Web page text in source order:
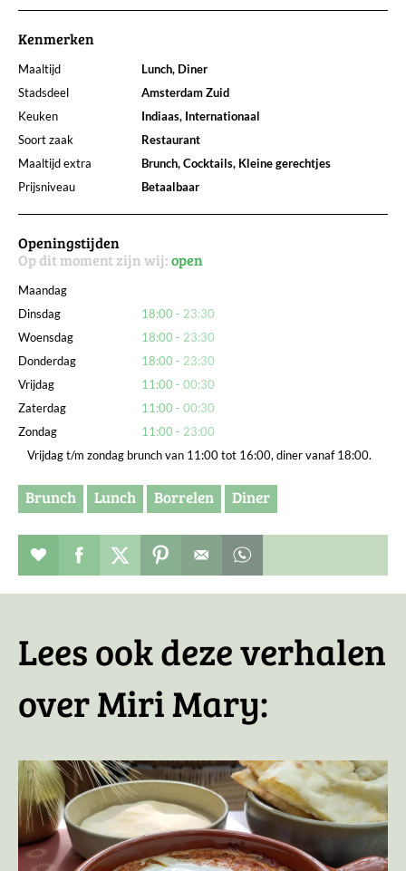
Kenmerken
Maaltijd
Lunch, Diner
Stadsdeel
Amsterdam Zuid
Keuken
Indiaas, Internationaal
Soort zaak
Restaurant
Maaltijd extra
Brunch, Cocktails, Kleine gerechtjes
Prijsniveau
Betaalbaar
Openingstijden
Op dit moment zijn wij:open
Maandag
Dinsdag
18:00
23:30
Woensdag
18:00
23:30
Donderdag
18:00
23:30
Vrijdag
11:00
00:30
Zaterdag
11:00
00:30
Zondag
11:00
23:00
Vrijdag t/m zondag brunch van 11:00 tot 16:00, diner vanaf 18:00.
Brunch Lunch Borrelen Diner
Restaurant toevoegen aan favorieten
Deel dit op facebook
Deel dit op twitter
Deel dit op pinterest
Lees ook deze verhalen
over Miri Mary: